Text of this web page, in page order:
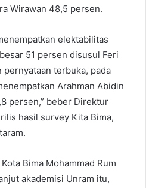
Wirawan 48,5 persen.
elektabilitas
51 persen disusul Feri
pernyataan terbuka, pada
Arahman Abidin
persen,” beber Direktur
hasil survey Kita Bima,
Bima Mohammad Rum
akademisi Unram itu,